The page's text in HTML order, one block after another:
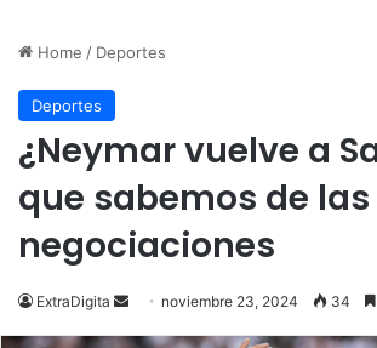
Home / Deportes
Deportes
¿Neymar vuelve a
que sabemos de las
negociaciones
ExtraDigita
Send noviembre 23, 2024 34